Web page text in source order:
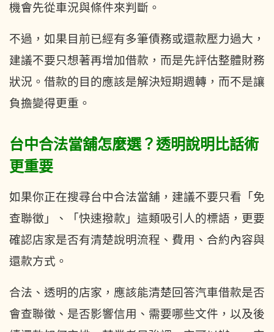
機會先從車況與條件來判斷。
不過，如果目前已經有多筆債務或還款壓力過大，
建議不要只想著再增加借款，而是先評估整體財務
狀況。借款的目的應該是解決短期週轉，而不是讓
負擔變得更重。
台中合法當舖怎麼選？透明說明比話術
更重要
如果你正在搜尋台中合法當舖，建議不要只看「免
查聯徵」、「快速撥款」這類吸引人的標語，更要
確認店家是否有清楚說明流程、費用、合約內容與
還款方式。
合法、透明的店家，應該能清楚回答汽車借款是否
會查聯徵、是否影響信用、需要哪些文件，以及後